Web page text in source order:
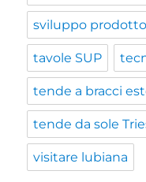
sviluppo prodotto
tavole SUP
tende a bracci
tende da sole
visitare lubiana